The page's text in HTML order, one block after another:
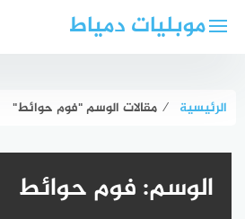
موبليات دمياط
الرئيسية ⁄ مقالات الوسم "فوم حوائط"
الوسم:فوم حوائط